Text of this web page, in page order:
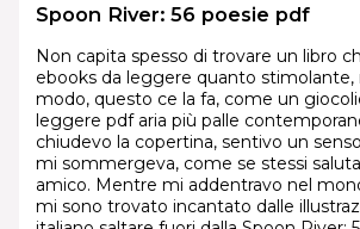
Spoon River: 56 poesie pdf
Non capita spesso di trovare un libro
ebooks da leggere quanto stimolante,
modo, questo ce la fa, come un
leggere pdf aria più palle
chiudevo la copertina, sentivo un
mi sommergeva, come se stessi
amico. Mentre mi addentravo nel
mi sono trovato incantato dalle